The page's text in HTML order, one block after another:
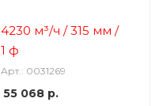
4230 м³/ч / 315 мм /
1 ф
Арт.: 0031269
55 068р.